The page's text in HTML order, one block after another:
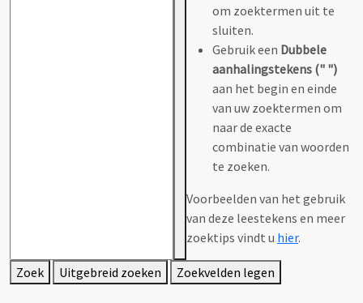
om zoektermen uit te
sluiten.
Gebruik een Dubbele
aanhalingstekens (" ")
aan het begin en einde
van uw zoektermen om
naar de exacte
combinatie van woorden
te zoeken.
Voorbeelden van het gebruik
van deze leestekens en meer
zoektips vindt u hier.
Zoek Uitgebreid zoeken Zoekvelden legen